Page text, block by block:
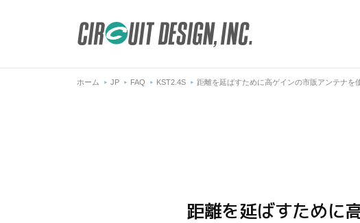
ホーム JP FAQ KST2.4S 距離を延ばすために高ゲインの市販アンテナを
距離を延ばすために